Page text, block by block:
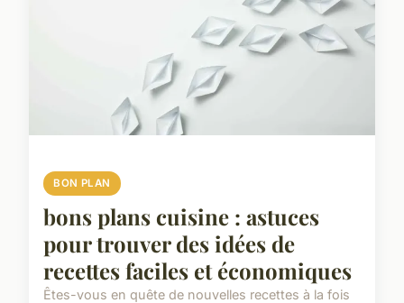
BON PLAN
bons plans cuisine : astuces
pour trouver des idées de
recettes faciles et économiques
Êtes-vous en quête de nouvelles recettes à la fois